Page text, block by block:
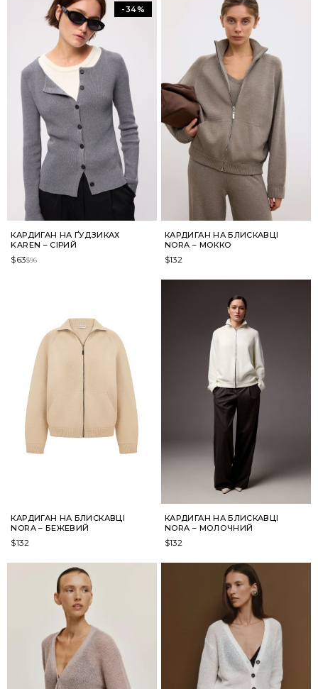
-34%
КАРДИГАН НА ҐУДЗИКАХ
KAREN – СІРИЙ
$96
$63
КАРДИГАН НА БЛИСКАВЦІ
NORA – МОККО
$132
КАРДИГАН НА БЛИСКАВЦІ
NORA – БЕЖЕВИЙ
$132
КАРДИГАН НА БЛИСКАВЦІ
NORA – МОЛОЧНИЙ
$132